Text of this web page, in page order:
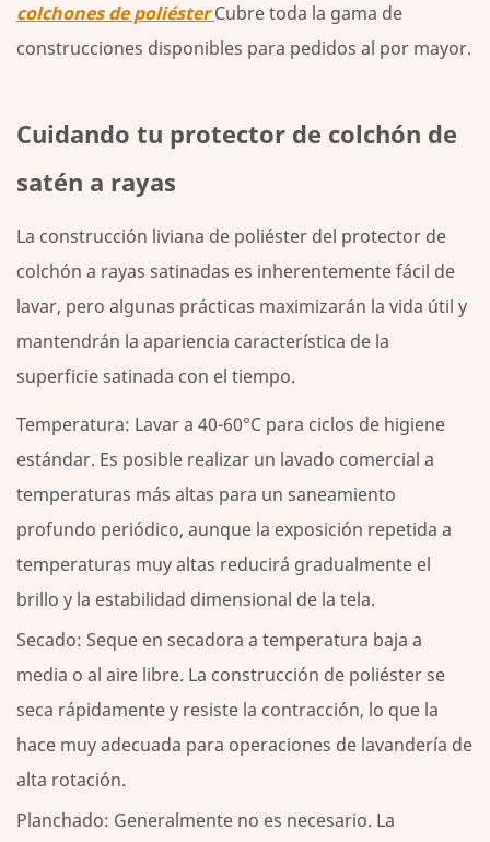
colchones de poliésterCubre toda la gama de
construcciones disponibles para pedidos al por mayor.
Cuidando tu protector de colchón de
satén a rayas
La construcción liviana de poliéster del protector de
colchón a rayas satinadas es inherentemente fácil de
lavar, pero algunas prácticas maximizarán la vida útil y
mantendrán la apariencia característica de la
superficie satinada con el tiempo.
Temperatura: Lavar a 40-60°C para ciclos de higiene
estándar. Es posible realizar un lavado comercial a
temperaturas más altas para un saneamiento
profundo periódico, aunque la exposición repetida a
temperaturas muy altas reducirá gradualmente el
brillo y la estabilidad dimensional de la tela.
Secado: Seque en secadora a temperatura baja a
media o al aire libre. La construcción de poliéster se
seca rápidamente y resiste la contracción, lo que la
hace muy adecuada para operaciones de lavandería de
alta rotación.
Planchado: Generalmente no es necesario. La